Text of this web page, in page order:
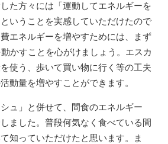
た方々には「運動してエネルギーを
いうことを実感していただけたので
エネルギーを増やすためには、まず
かすことを心がけましょう。エスカ
使う、歩いて買い物に行く等の工夫
動量を増やすことができます。
ュ」と併せて、間食のエネルギー
ました。普段何気なく食べている間
知っていただけたと思います。ま